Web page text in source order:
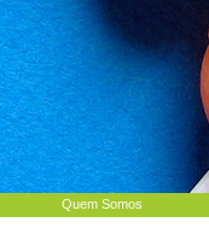
Quem Somos